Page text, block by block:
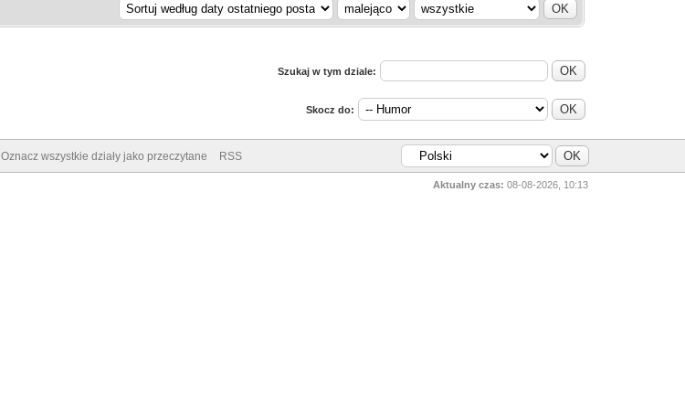
Szukaj w tym dziale:
Skocz do:
Oznacz wszystkie działy jako przeczytane RSS
Aktualny czas: 08-08-2026, 10:13